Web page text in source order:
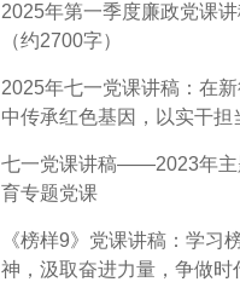
2025年第一季度廉政党课
（约2700字）
2025年七一党课讲稿：在
中传承红色基因，以实干担
七一党课讲稿——2023年主
育专题党课
《榜样9》党课讲稿：学习
神，汲取奋进力量，争做时